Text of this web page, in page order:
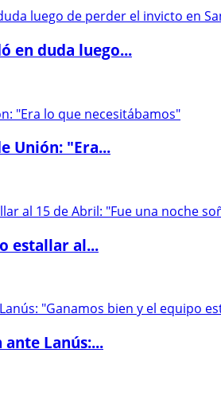
en duda luego...
Unión: "Era...
estallar al...
Lanús:...